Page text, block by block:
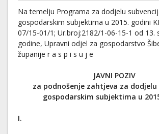
Na temelju Programa za dodjelu
gospodarskim subjektima u 2015. godini
07/15-01/1; Ur.broj:2182/1-06-15-1 od 13.
godine, Upravni odjel za gospodarstvo
županije r a s p i s u j e
JAVNI POZIV
za podnošenje zahtjeva za dodjelu
gospodarskim subjektima u
I.